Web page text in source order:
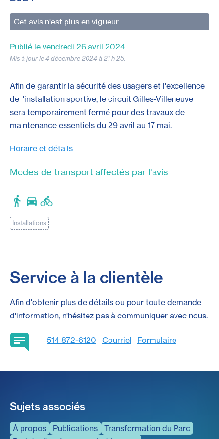
Cet avis n'est plus en vigueur
Publié le vendredi 26 avril 2024
Mis à jour le 4 décembre 2024 à 21 h 25.
Afin de garantir la sécurité des usagers et l'excellence
de l'installation sportive, le circuit Gilles-Villeneuve
sera temporairement fermé pour des travaux de
maintenance essentiels du 29 avril au 17 mai.
Horaire et détails
Modes de transport affectés par l'avis
Installations
Service à la clientèle
Afin d'obtenir plus de détails ou pour toute demande
d'information, n'hésitez pas à communiquer avec nous.
514 872-6120 Courriel Formulaire
Sujets associés
À propos Publications
Transformation du Parc